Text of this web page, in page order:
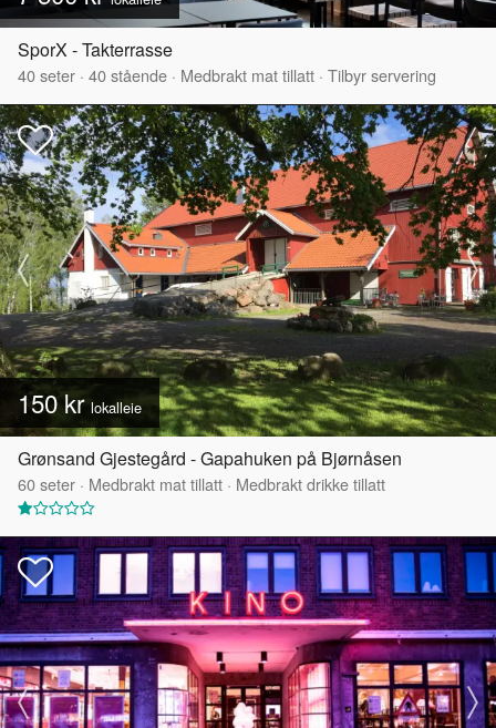
SporX - Takterrasse
40seter · 40stående · Medbrakt mat tillatt · Tilbyr servering
150 kr lokalleie
Grønsand Gjestegård - Gapahuken på Bjørnåsen
60seter · Medbrakt mat tillatt · Medbrakt drikke tillatt